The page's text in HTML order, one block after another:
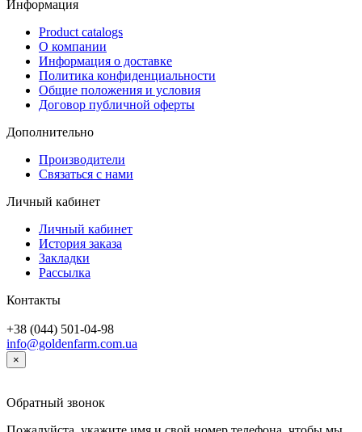
Информация
Product catalogs
О компании
Информация о доставке
Политика конфиденциальности
Общие положения и условия
Договор публичной оферты
Дополнительно
Производители
Связаться с нами
Личный кабинет
Личный кабинет
История заказа
Закладки
Рассылка
Контакты
+38 (044) 501-04-98
info@goldenfarm.com.ua
×
Обратный звонок